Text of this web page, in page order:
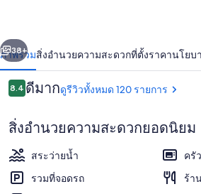
า
ถัดไป
38+
ภาพรวมสิ่งอำนวยความสะดวกที่ตั้งราคานโยบ
รีวิว
8.48.4 จาก 10
ดีมากดูรีวิวทั้งหมด 120 รายการ
สิ่งอำนวยความสะดวกยอดนิยม
สระว่ายน้ำ
ครัว
รวมที่จอดรถ
ร้า